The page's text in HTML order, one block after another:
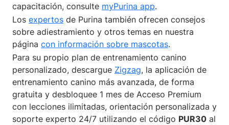
capacitación, consulte myPurina app.
Los expertos de Purina también ofrecen consejos
sobre adiestramiento y otros temas en nuestra
página con información sobre mascotas.
Para su propio plan de entrenamiento canino
personalizado, descargue Zigzag, la aplicación de
entrenamiento canino más avanzada, de forma
gratuita y desbloquee 1 mes de Acceso Premium
con lecciones ilimitadas, orientación personalizada y
soporte experto 24/7 utilizando el código PUR30 al